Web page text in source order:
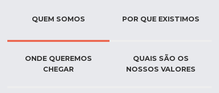
QUEM SOMOS POR QUE EXISTIMOS
ONDE QUEREMOS
CHEGAR
QUAIS SÃO OS
NOSSOS VALORES